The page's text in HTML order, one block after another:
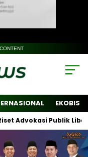
EKOBIS
Publik Libatkan